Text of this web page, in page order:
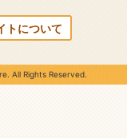
トについて
All Rights Reserved.